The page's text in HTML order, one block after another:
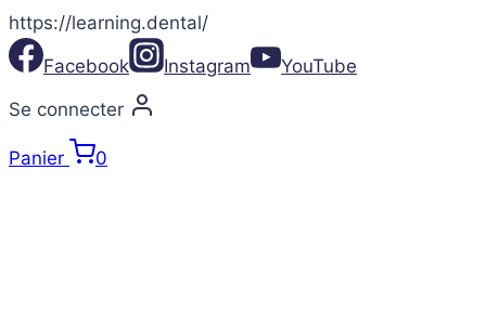
https://learning.dental/
Aller
contenu
Facebook Instagram YouTube
Se connecter
Panier 0